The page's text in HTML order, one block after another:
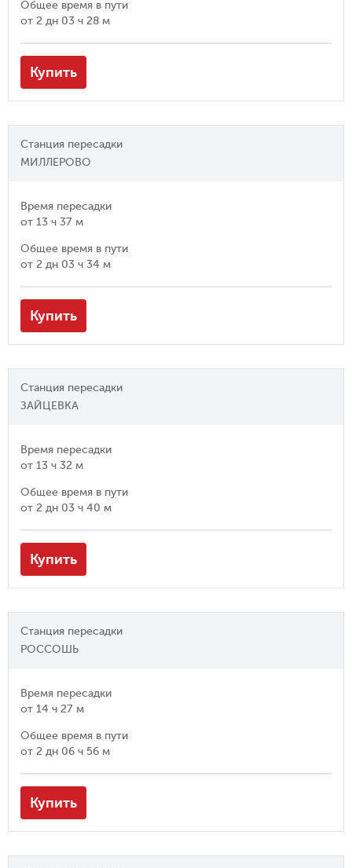
Общее время в пути
от 2 дн 03 ч 28 м
Купить
Станция пересадки
МИЛЛЕРОВО
Время пересадки
от 13 ч 37 м
Общее время в пути
от 2 дн 03 ч 34 м
Купить
Станция пересадки
ЗАЙЦЕВКА
Время пересадки
от 13 ч 32 м
Общее время в пути
от 2 дн 03 ч 40 м
Купить
Станция пересадки
РОССОШЬ
Время пересадки
от 14 ч 27 м
Общее время в пути
от 2 дн 06 ч 56 м
Купить